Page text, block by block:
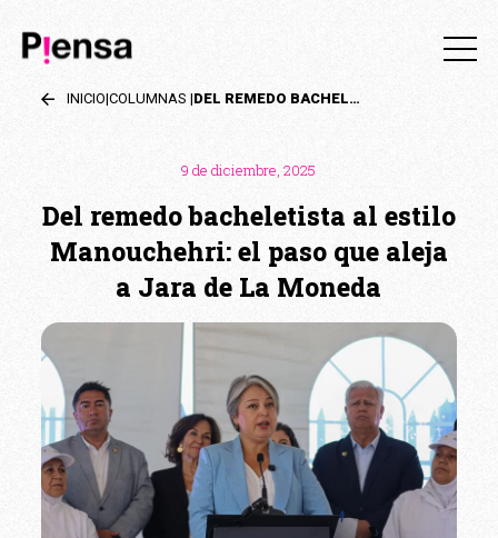
INICIO|COLUMNAS | DEL REMEDO BACHELETISTA AL ESTILO MANOUCHEHRI: EL PASO QUE ALEJA A JARA DE LA MONEDA
9 de diciembre, 2025
Del remedo bacheletista al estilo
Manouchehri: el paso que aleja
a Jara de La Moneda